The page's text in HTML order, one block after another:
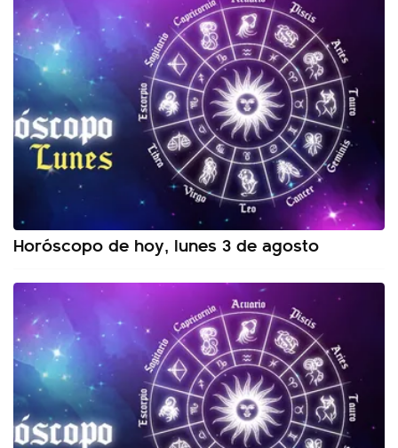
Horóscopo de hoy, lunes 3 de agosto